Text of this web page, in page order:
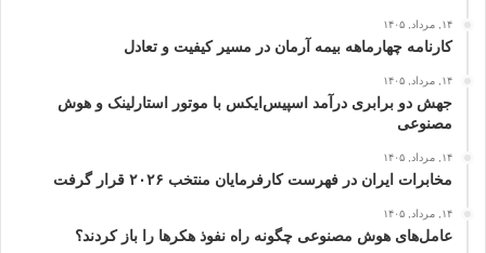
۱۴, مرداد, ۱۴۰۵
کارنامه چهارماهه بیمه آرمان در مسیر کیفیت و تعادل
۱۴, مرداد, ۱۴۰۵
جهش دو برابری درآمد اسپیس‌ایکس با موتور استارلینک و هوش
مصنوعی
۱۴, مرداد, ۱۴۰۵
مخابرات ایران در فهرست کارفرمایان منتخب ۲۰۲۶ قرار گرفت
۱۴, مرداد, ۱۴۰۵
عامل‌های هوش مصنوعی چگونه راه نفوذ هکرها را باز کردند؟